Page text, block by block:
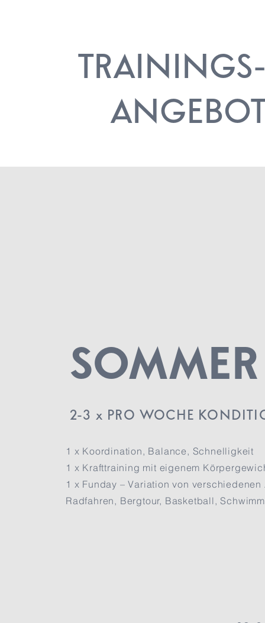
SOMMER
2-3 x PRO WOCHE
1 x Koordination, Balance, Schnelligkeit
1 x Krafttraining mit eigenem
1 x Funday – Variation von
Radfahren, Bergtour, Basketball,